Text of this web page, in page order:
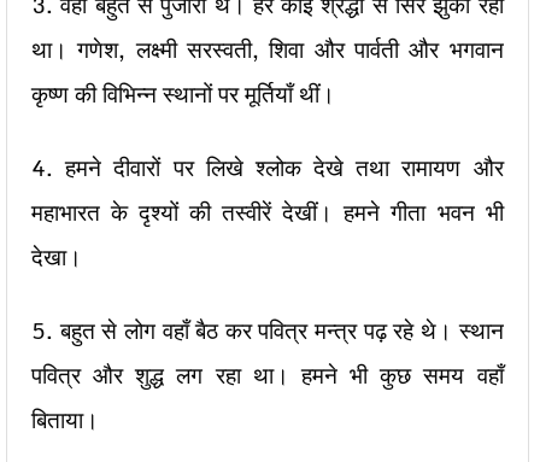
था। गणेश, लक्ष्मी सरस्वती, शिवा और पार्वती और भगवान
कृष्ण की विभिन्न स्थानों पर मूर्तियाँ थीं।
4. हमने दीवारों पर लिखे श्लोक देखे तथा रामायण और
महाभारत के दृश्यों की तस्वीरें देखीं। हमने गीता भवन भी
देखा।
5. बहुत से लोग वहाँ बैठ कर पवित्र मन्त्र पढ़ रहे थे। स्थान
पवित्र और शुद्ध लग रहा था। हमने भी कुछ समय वहाँ
बिताया।